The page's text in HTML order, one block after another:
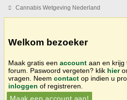
Cannabis Wetgeving Nederland
Welkom bezoeker
Maak gratis een account aan en krijg
forum. Paswoord vergeten? klik hier
vragen. Neem contact op indien u
inloggen of registreren.